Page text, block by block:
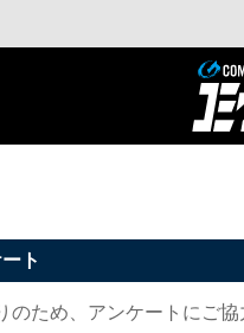
ト
のため、アンケートにご協